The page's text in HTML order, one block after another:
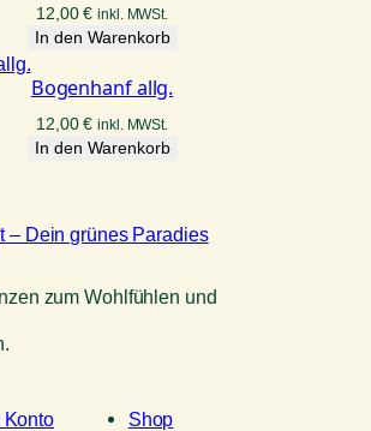
12,00€ inkl. MWSt.
In den Warenkorb
Bogenhanf allg.
12,00€ inkl. MWSt.
In den Warenkorb
zum Wohlfühlen und
Konto Shop